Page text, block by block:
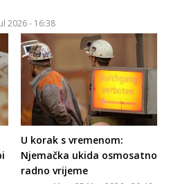
2026 - 16:38
U korak s vremenom:
Njemačka ukida osmosatno
radno vrijeme